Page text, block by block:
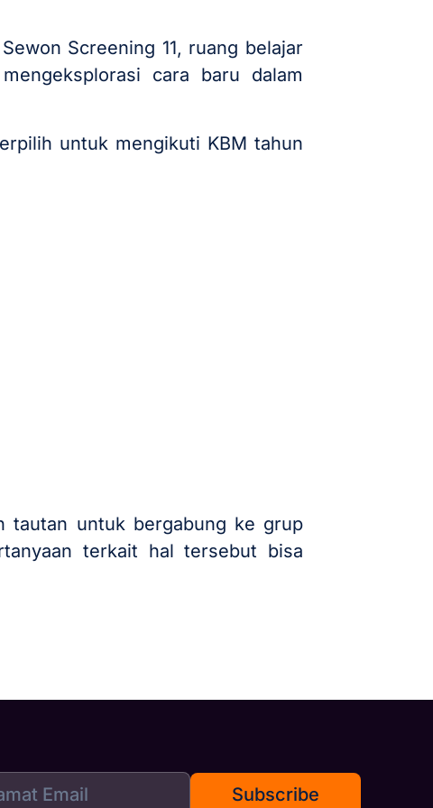
Screening 11, ruang belajar
cara baru dalam
untuk mengikuti KBM tahun
tautan untuk bergabung ke grup
terkait hal tersebut bisa